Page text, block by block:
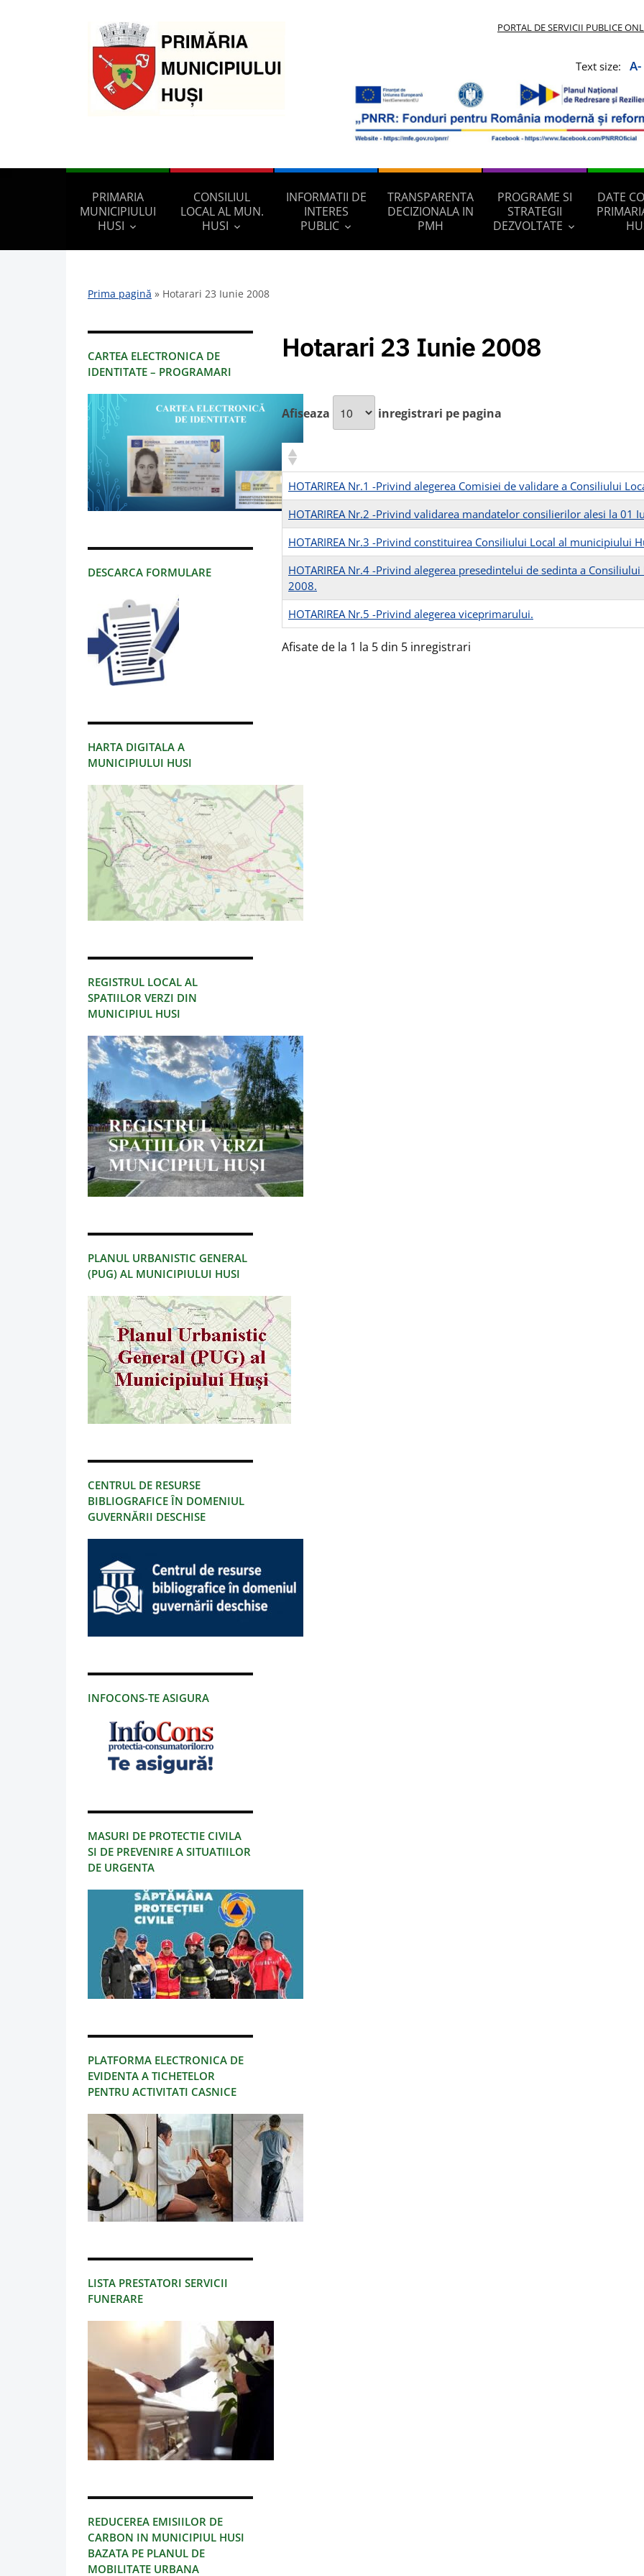
PORTAL DE SERVICII PUBLICE
Text size: A-
PRIMARIA
MUNICIPIULUI
HUSI
CONSILIUL
LOCAL AL MUN.
HUSI
INFORMATII DE
INTERES
PUBLIC
TRANSPARENTA
DECIZIONALA IN
PMH
PROGRAME SI
STRATEGII
DEZVOLTATE
DATE
Prima pagină » Hotarari 23 Iunie 2008
CARTEA ELECTRONICA DE
IDENTITATE – PROGRAMARI
DESCARCA FORMULARE
HARTA DIGITALA A
MUNICIPIULUI HUSI
REGISTRUL LOCAL AL
SPATIILOR VERZI DIN
MUNICIPIUL HUSI
PLANUL URBANISTIC GENERAL
(PUG) AL MUNICIPIULUI HUSI
CENTRUL DE RESURSE
BIBLIOGRAFICE ÎN DOMENIUL
GUVERNĂRII DESCHISE
INFOCONS-TE ASIGURA
MASURI DE PROTECTIE CIVILA
SI DE PREVENIRE A SITUATIILOR
DE URGENTA
PLATFORMA ELECTRONICA DE
EVIDENTA A TICHETELOR
PENTRU ACTIVITATI CASNICE
LISTA PRESTATORI SERVICII
FUNERARE
REDUCEREA EMISIILOR DE
CARBON IN MUNICIPIUL HUSI
BAZATA PE PLANUL DE
MOBILITATE URBANA
Hotarari 23 Iunie 2008
Afiseaza inregistrari pe pagina
HOTARIREA Nr.1 -Privind alegerea Comisiei de validare a Consiliului
HOTARIREA Nr.2 -Privind validarea mandatelor consilierilor alesi la 01
HOTARIREA Nr.3 -Privind constituirea Consiliului Local al municipiului
HOTARIREA Nr.4 -Privind alegerea presedintelui de sedinta a
2008.
HOTARIREA Nr.5 -Privind alegerea viceprimarului.
Afisate de la 1 la 5 din 5 inregistrari